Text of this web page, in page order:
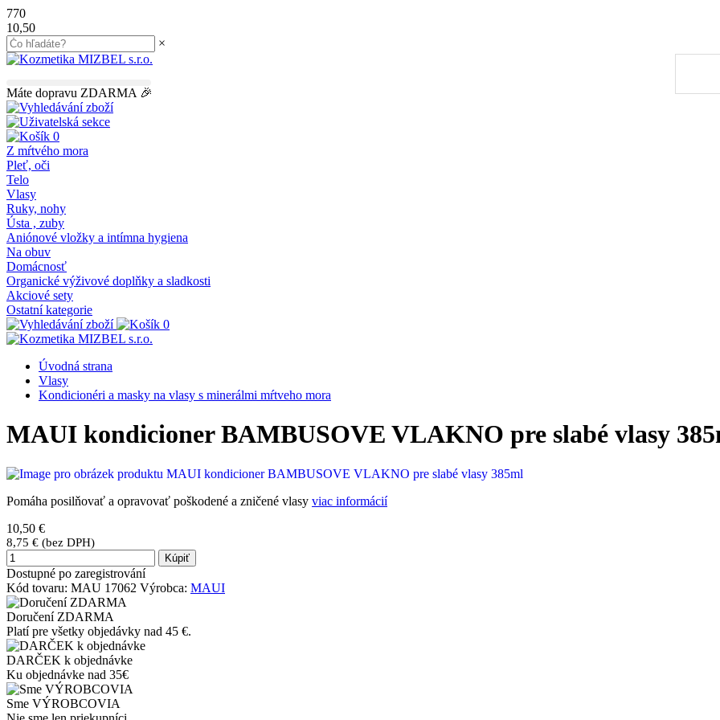
770
10,50
×
Máte dopravu ZDARMA 🎉
0
Z mŕtvého mora
Pleť, oči
Telo
Vlasy
Ruky, nohy
Ústa , zuby
Aniónové vložky a intímna hygiena
Na obuv
Domácnosť
Organické výživové doplňky a sladkosti
Akciové sety
Ostatní kategorie
0
Úvodná strana
Vlasy
Kondicionéri a masky na vlasy s minerálmi mŕtveho mora
MAUI kondicioner BAMBUSOVE VLAKNO pre slabé vlasy
Pomáha posilňovať a opravovať poškodené a zničené vlasy viac informácií
10,50 €
8,75 € (bez DPH)
Kúpiť
Dostupné po zaregistrování
Kód tovaru: MAU 17062 Výrobca: MAUI
Doručení ZDARMA
Platí pre všetky objedávky nad 45 €.
DARČEK k objednávke
Ku objednávke nad 35€
Sme VÝROBCOVIA